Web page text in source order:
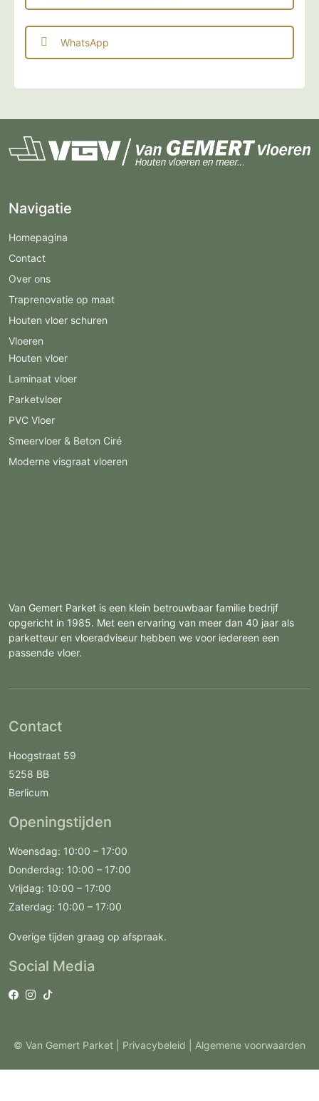
WhatsApp
Navigatie
Homepagina
Contact
Over ons
Traprenovatie op maat
Houten vloer schuren
Vloeren
Houten vloer
Laminaat vloer
Parketvloer
PVC Vloer
Smeervloer & Beton Ciré
Moderne visgraat vloeren
Van Gemert Parket is een klein betrouwbaar familie bedrijf
opgericht in 1985. Met een ervaring van meer dan 40 jaar als
parketteur en vloeradviseur hebben we voor iedereen een
passende vloer.
Contact
Hoogstraat 59
5258 BB
Berlicum
Openingstijden
Woensdag: 10:00 – 17:00
Donderdag: 10:00 – 17:00
Vrijdag: 10:00 – 17:00
Zaterdag: 10:00 – 17:00
Overige tijden graag op afspraak.
Social Media
© Van Gemert Parket | Privacybeleid | Algemene voorwaarden